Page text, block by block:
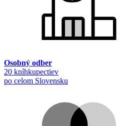
Osobný odber
20 kníhkupectiev
po celom Slovensku